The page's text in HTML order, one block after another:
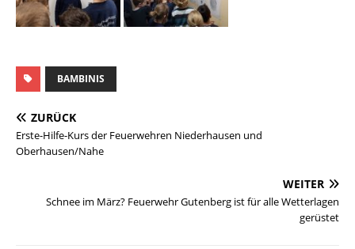
BAMBINIS
ZURÜCK
Erste-Hilfe-Kurs der Feuerwehren Niederhausen und
Oberhausen/Nahe
WEITER
Schnee im März? Feuerwehr Gutenberg ist für alle Wetterlagen
gerüstet